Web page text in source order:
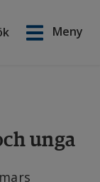
Meny
unga